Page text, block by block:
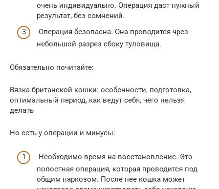
очень индивидуально. Операция даст нужный
результат, без сомнений.
Операция безопасна. Она проводится чрез
небольшой разрез сбоку туловища.
Обязательно почитайте:
Вязка британской кошки: особенности, подготовка,
оптимальный период, как ведут себя, чего нельзя
делать
Но есть у операции и минусы:
Необходимо время на восстановление. Это
полостная операция, которая проводится под
общим наркозом. После нее кошка может